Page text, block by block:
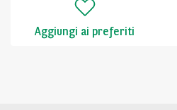
Aggiungi ai preferiti